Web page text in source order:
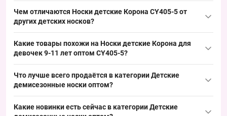
товарных наборов.
минимальный заказ — упаковка; такой формат заказа удобен
стабильный спрос на полке.
Чем отличаются Носки детские Корона CY405-5 от
других детских носков?
длиной в нежной цветовой палитре; альтернативы бывают
ассортимент по летнему сегменту и закрывает базовый спрос.
Какие товары похожи на Носки детские Корона для
девочек 9-11 лет оптом CY405-5?
Носки детские Корона для мальчиков 9-12 лет Оптом
CY4029-2— 23.76 ₴
Носки детские Корона для мальчиков 5-8 лет Оптом CY4029-
Что лучше всего продаётся в категорииДетские
демисезонные носки оптом?
Какие новинки есть сейчас в категорииДетские